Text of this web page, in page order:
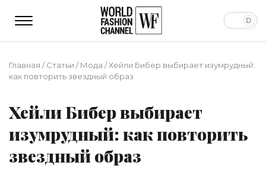
Главная /Статьи /Мода /Хейли Бибер выбирает изумрудный:
как повторить звездный образ
Хейли Бибер выбирает
изумрудный: как повторить
звездный образ